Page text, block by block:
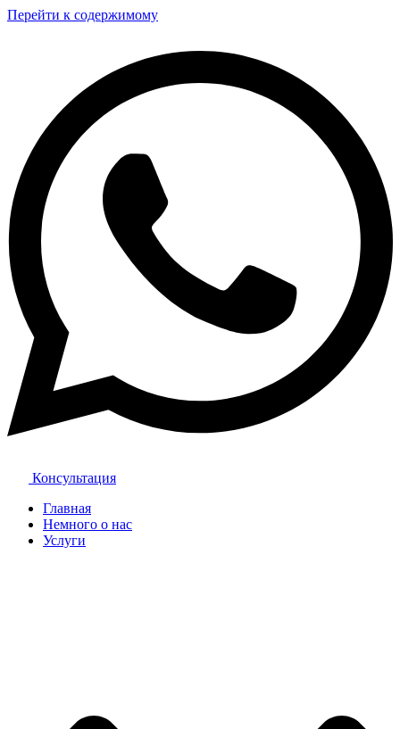
Перейти к содержимому
Консультация
Главная
Немного о нас
Услуги